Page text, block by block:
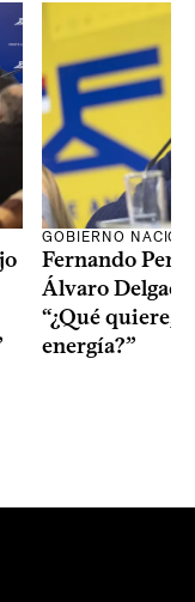
GOBIERNO
Fernando
Álvaro
“¿Qué quiere,
energía?”